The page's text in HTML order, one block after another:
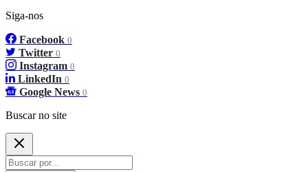
Siga-nos
Facebook 0
Twitter 0
Instagram 0
LinkedIn 0
Google News 0
Buscar no site